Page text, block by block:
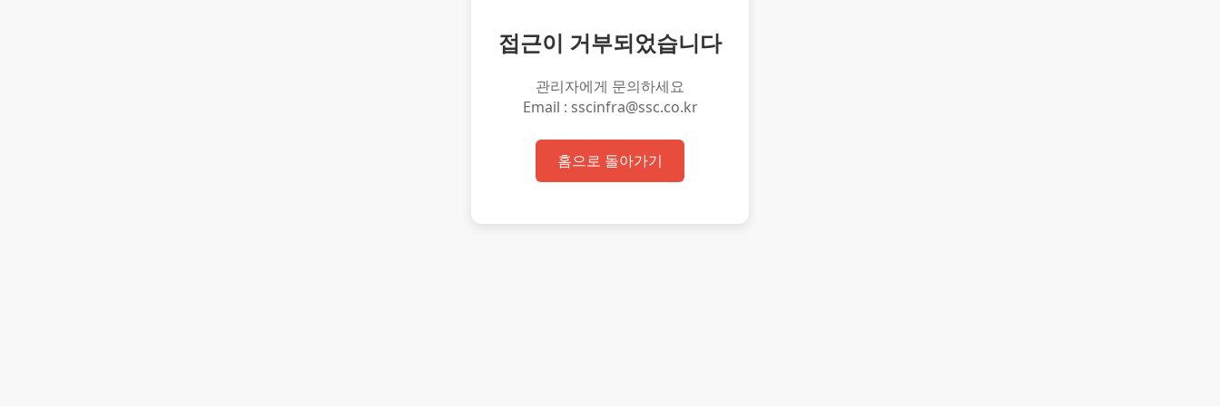
접근이 거부되었습니다
관리자에게 문의하세요
Email : sscinfra@ssc.co.kr
홈으로 돌아가기